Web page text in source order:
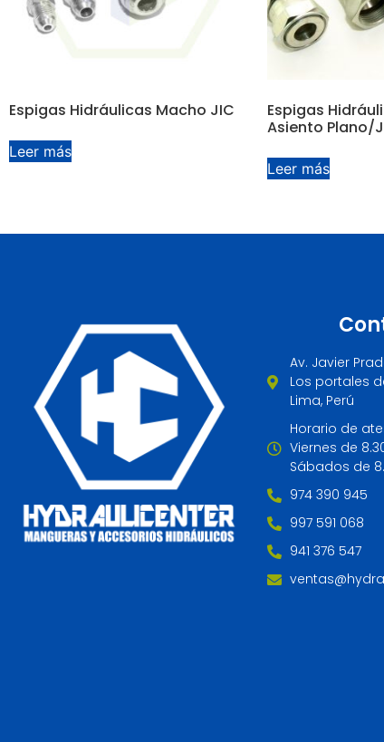
Espigas Hidráulicas Macho JIC
Leer más
Espigas
Asiento Plano/
Leer más
Av. Javier
Los portales
Lima, Perú
Horario de
Viernes de
Sábados de
974 390 945
997 591 068
941 376 547